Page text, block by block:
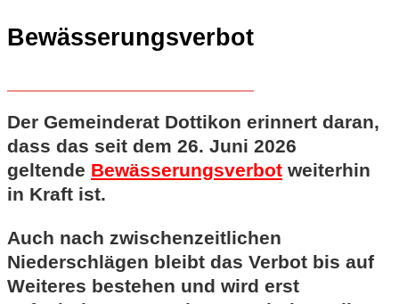
Bewässerungsverbot
Der Gemeinderat Dottikon erinnert daran,
dass das seit dem 26. Juni 2026
geltende Bewässerungsverbot weiterhin
in Kraft ist.
Auch nach zwischenzeitlichen
Niederschlägen bleibt das Verbot bis auf
Weiteres bestehen und wird erst